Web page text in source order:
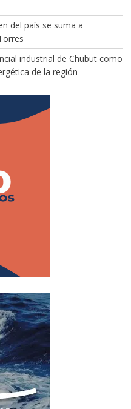
del país se suma a
industrial de Chubut como
de la región